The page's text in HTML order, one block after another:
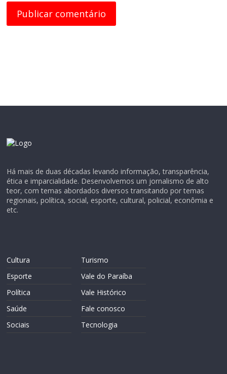
Há mais de duas décadas levando informação, transparência,
ética e imparcialidade. Desenvolvemos um jornalismo de alto
teor, com temas abordados diversos transitando por temas
regionais, política, social, esporte, cultural, policial, econômia e
etc.
Cultura
Esporte
Política
Saúde
Sociais
Turismo
Vale do Paraíba
Vale Histórico
Fale conosco
Tecnologia